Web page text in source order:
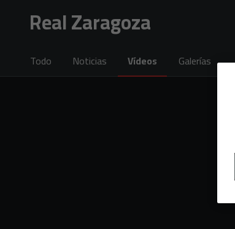
Real Zaragoza
Todo Noticias Vídeos Galerías